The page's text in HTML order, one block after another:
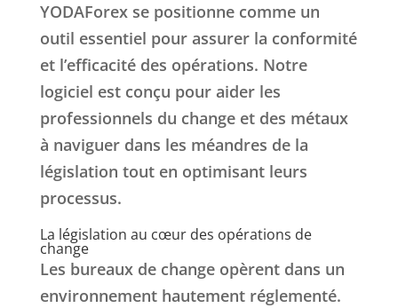
YODAForex se positionne comme un
outil essentiel pour assurer la conformité
et l’efficacité des opérations. Notre
logiciel est conçu pour aider les
professionnels du change et des métaux
à naviguer dans les méandres de la
législation tout en optimisant leurs
processus.
La législation au cœur des opérations de
change
Les bureaux de change opèrent dans un
environnement hautement réglementé.